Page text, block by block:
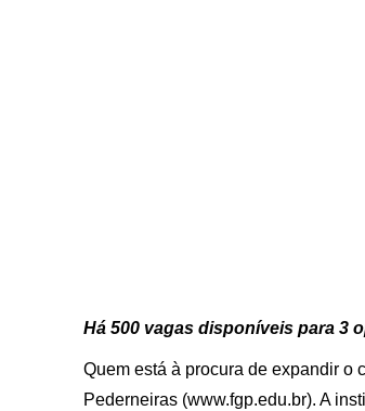
Há 500 vagas disponíveis para 3
Quem está à procura de expandir o
Pederneiras (www.fgp.edu.br). A